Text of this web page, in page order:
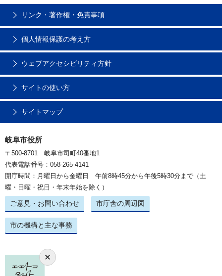
リンク・著作権・免責事項
個人情報保護の考え方
ウェブアクセシビリティ方針
サイトの使い方
サイトマップ
岐阜市役所
〒500-8701 岐阜市司町40番地1
代表電話番号：058-265-4141
開庁時間：月曜日から金曜日 午前8時45分から午後5時30分まで（土
曜・日曜・祝日・年末年始を除く）
ご意見・お問い合わせ 市庁舎の周辺図
市の機構と主な事務